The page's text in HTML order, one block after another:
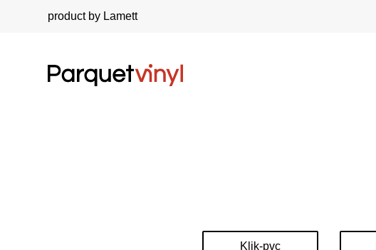
product by Lamett
Klik-pvc